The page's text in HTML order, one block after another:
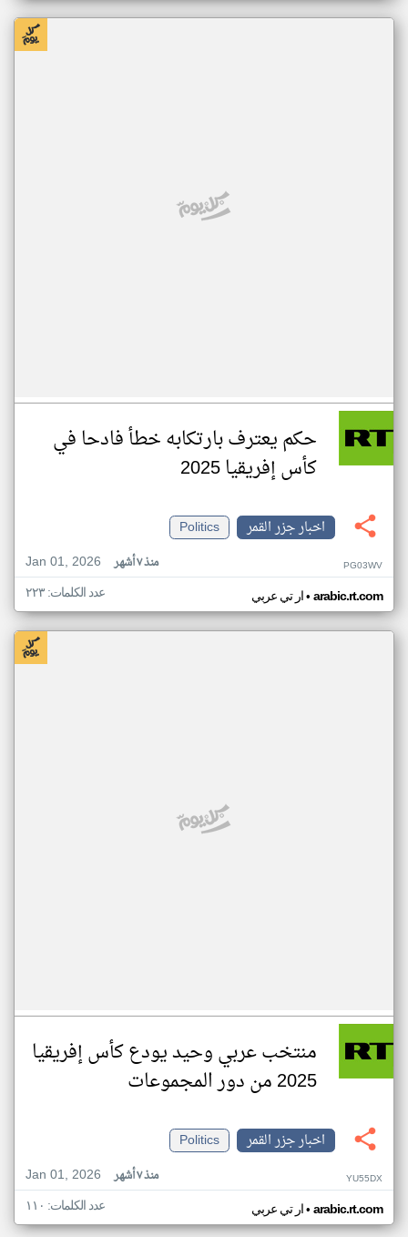
حكم يعترف بارتكابه خطأ فادحا في
كأس إفريقيا 2025
اخبار جزر القمر
Politics
Jan 01, 2026
منذ ٧ أشهر PG03WV
ار تي عربي• arabic.rt.com عدد الكلمات: ٢٢٣
منتخب عربي وحيد يودع كأس إفريقيا
2025 من دور المجموعات
اخبار جزر القمر
Politics
Jan 01, 2026
منذ ٧ أشهر YU55DX
ار تي عربي• arabic.rt.com عدد الكلمات: ١١٠